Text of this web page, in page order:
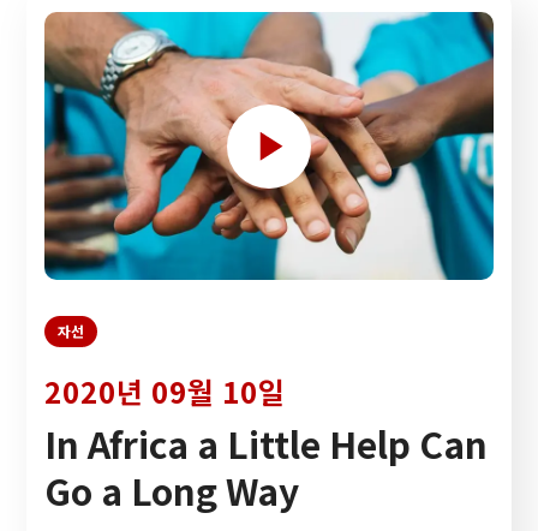
자선
2020년 09월 10일
In Africa a Little Help Can
Go a Long Way